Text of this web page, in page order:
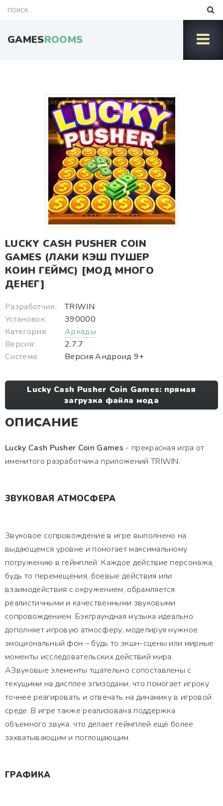
GAMESROOMS
LUCKY CASH PUSHER COIN
GAMES (ЛАКИ КЭШ ПУШЕР
КОИН ГЕЙМС) [МОД МНОГО
ДЕНЕГ]
Разработчик:
TRIWIN
Установок:
390000
Категория:
Аркады
Версия:
2.7.7
Система:
Версия Андроид 9+
Lucky Cash Pusher Coin Games: прямая
загрузка файла мода
ОПИСАНИЕ
Lucky Cash Pusher Coin Games - прекрасная игра от
именитого разработчика приложений TRIWIN.
ЗВУКОВАЯ АТМОСФЕРА
Звуковое сопровождение в игре выполнено на
выдающемся уровне и помогает максимальному
погружению в геймплей. Каждое действие персонажа,
будь то перемещения, боевые действия или
взаимодействия с окружением, обрамляется
реалистичными и качественными звуковыми
сопровождением. Бэкграундная музыка идеально
дополняет игровую атмосферу, моделируя нужное
эмоциональный фон – будь то экшн-сцены или мирные
моменты исследовательских действий мира.
АЗвуковые элементы тщательно сопоставлены с
текущими на дисплее эпизодами, что помогает игроку
точнее реагировать и отвечать на динамику в игровой
среде. В игре также реализована поддержка
объемного звука, что делает геймплей ещё более
захватывающим и поглощающим.
ГРАФИКА